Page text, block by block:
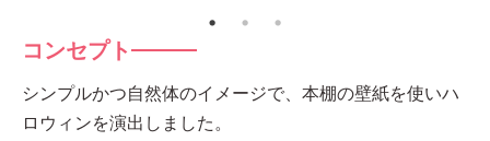
コンセプト
シンプルかつ自然体のイメージで、本棚の壁紙を使いハ
ロウィンを演出しました。